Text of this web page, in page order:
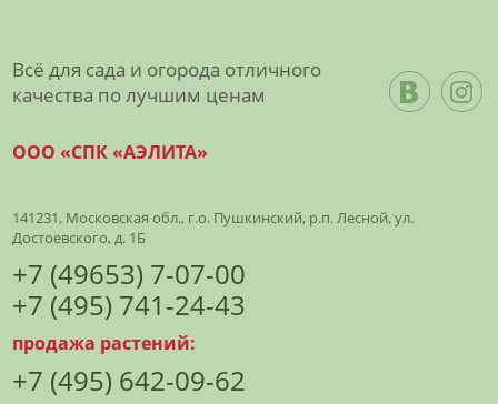
Всё для сада и огорода отличного
качества по лучшим ценам
ООО «СПК «АЭЛИТА»
141231, Московская обл., г.о. Пушкинский, р.п. Лесной, ул.
Достоевского, д. 1Б
+7 (49653) 7-07-00
+7 (495) 741-24-43
продажа растений:
+7 (495) 642-09-62